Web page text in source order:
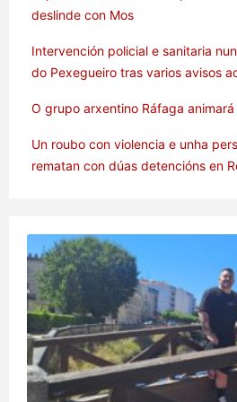
deslinde con Mos
Intervención policial e sanitaria
do Pexegueiro tras varios avisos
O grupo arxentino Ráfaga
Un roubo con violencia e unha
rematan con dúas detencións en